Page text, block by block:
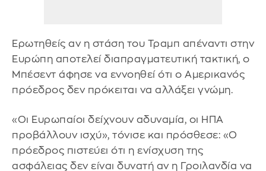
Ερωτηθείς αν η στάση του Τραμπ απέναντι στην
Ευρώπη αποτελεί διαπραγματευτική τακτική, ο
Μπέσεντ άφησε να εννοηθεί ότι ο Αμερικανός
πρόεδρος δεν πρόκειται να αλλάξει γνώμη.
«Οι Ευρωπαίοι δείχνουν αδυναμία, οι ΗΠΑ
προβάλλουν ισχύ», τόνισε και πρόσθεσε: «Ο
πρόεδρος πιστεύει ότι η ενίσχυση της
ασφάλειας δεν είναι δυνατή αν η Γροιλανδία να